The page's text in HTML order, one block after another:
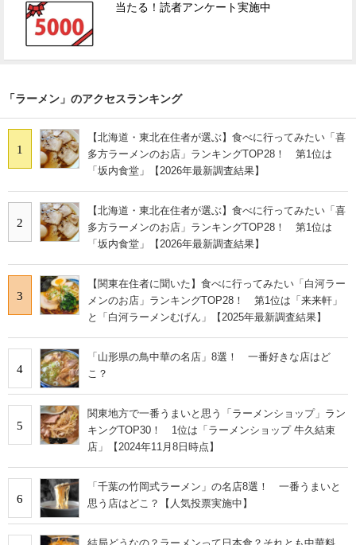
当たる！読者アンケート実施中
「ラーメン」のアクセスランキング
1
【北海道・東北在住者が選ぶ】食べに行ってみたい「喜
多方ラーメンのお店」ランキングTOP28！ 第1位は
「坂内食堂」【2026年最新調査結果】
2
【北海道・東北在住者が選ぶ】食べに行ってみたい「喜
多方ラーメンのお店」ランキングTOP28！ 第1位は
「坂内食堂」【2026年最新調査結果】
3
【関東在住者に聞いた】食べに行ってみたい「白河ラー
メンのお店」ランキングTOP28！ 第1位は「来来軒」
と「白河ラーメンむげん」【2025年最新調査結果】
4
「山形県の鳥中華の名店」8選！ 一番好きな店はど
こ？
5
関東地方で一番うまいと思う「ラーメンショップ」ラン
キングTOP30！ 1位は「ラーメンショップ 牛久結束
店」【2024年11月8日時点】
6
「千葉の竹岡式ラーメン」の名店8選！ 一番うまいと
思う店はどこ？【人気投票実施中】